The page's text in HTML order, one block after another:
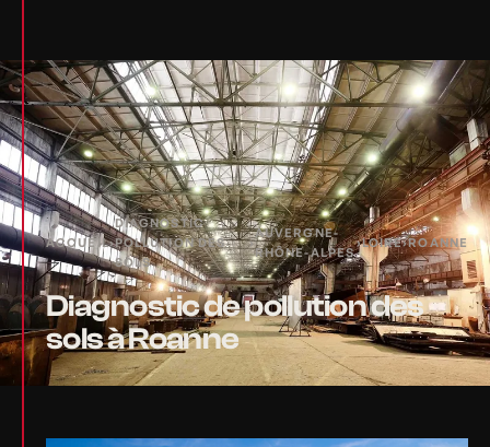
ACCUEIL›
DIAGNOSTIC
POLLUTION DES
SOLS
›
AUVERGNE-
RHÔNE-ALPES
›LOIRE›ROANNE
Diagnostic de pollution des
sols à Roanne